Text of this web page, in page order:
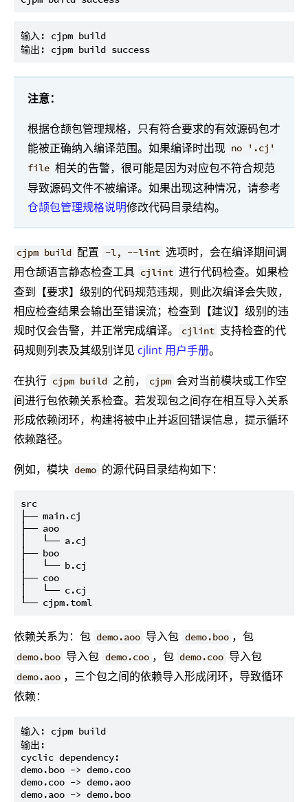
输入: cjpm build
注意：
根据仓颉包管理规格，只有符合要求的有效源码包才
能被正确纳入编译范围。如果编译时出现 no '.cj'
file 相关的告警，很可能是因为对应包不符合规范
导致源码文件不被编译。如果出现这种情况，请参考
仓颉包管理规格说明修改代码目录结构。
cjpm build 配置 -l, --lint 选项时，会在编译期间调
用仓颉语言静态检查工具 cjlint 进行代码检查。如果检
查到【要求】级别的代码规范违规，则此次编译会失败，
相应检查结果会输出至错误流；检查到【建议】级别的违
规时仅会告警，并正常完成编译。
cjlint 支持检查的代
码规则列表及其级别详见 cjlint 用户手册。
在执行 cjpm build 之前， cjpm 会对当前模块或工作空
间进行包依赖关系检查。若发现包之间存在相互导入关系
形成依赖闭环，构建将被中止并返回错误信息，提示循环
依赖路径。
例如，模块 demo 的源代码目录结构如下：
src
├── main.cj
├── aoo
│   └── a.cj
├── boo
│   └── b.cj
├── coo
│   └── c.cj
依赖关系为：包 demo.aoo 导入包 demo.boo ，包
demo.boo 导入包 demo.coo ，包 demo.coo 导入包
demo.aoo ，三个包之间的依赖导入形成闭环，导致循环
依赖：
输入: cjpm build
输出:
cyclic dependency:
demo.boo -> demo.coo
demo.coo -> demo.aoo
demo.aoo -> demo.boo